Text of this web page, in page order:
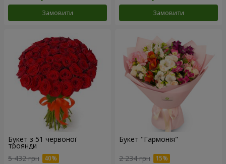
Замовити Замовити
Букет з 51 червоної
троянди
5 432 грн
Букет "Гармонія"
2 234 грн